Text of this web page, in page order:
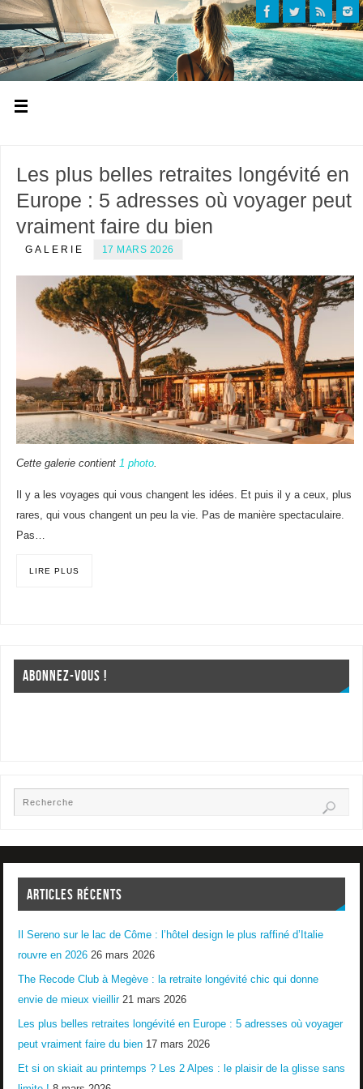
Les plus belles retraites longévité en
Europe : 5 adresses où voyager peut
vraiment faire du bien
GALERIE 17 MARS 2026
Cette galerie contient 1 photo.
Il y a les voyages qui vous changent les idées. Et puis il y a ceux, plus
rares, qui vous changent un peu la vie. Pas de manière spectaculaire.
Pas…
LIRE PLUS
ABONNEZ-VOUS !
ARTICLES RÉCENTS
Il Sereno sur le lac de Côme : l’hôtel design le plus raffiné d’Italie
rouvre en 2026 26 mars 2026
The Recode Club à Megève : la retraite longévité chic qui donne
envie de mieux vieillir 21 mars 2026
Les plus belles retraites longévité en Europe : 5 adresses où voyager
peut vraiment faire du bien 17 mars 2026
Et si on skiait au printemps ? Les 2 Alpes : le plaisir de la glisse sans